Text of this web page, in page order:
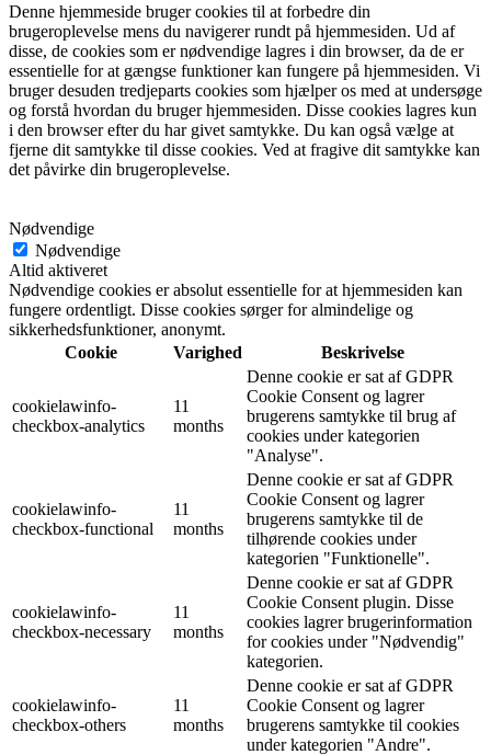
Denne hjemmeside bruger cookies til at forbedre din
brugeroplevelse mens du navigerer rundt på hjemmesiden. Ud af
disse, de cookies som er nødvendige lagres i din browser, da de er
essentielle for at gængse funktioner kan fungere på hjemmesiden. Vi
bruger desuden tredjeparts cookies som hjælper os med at undersøge
og forstå hvordan du bruger hjemmesiden. Disse cookies lagres kun
i den browser efter du har givet samtykke. Du kan også vælge at
fjerne dit samtykke til disse cookies. Ved at fragive dit samtykke kan
det påvirke din brugeroplevelse.
Nødvendige
Nødvendige
Altid aktiveret
Nødvendige cookies er absolut essentielle for at hjemmesiden kan
fungere ordentligt. Disse cookies sørger for almindelige og
sikkerhedsfunktioner, anonymt.
Cookie
Varighed Beskrivelse
cookielawinfo-
checkbox-analytics
11
months
Denne cookie er sat af GDPR
Cookie Consent og lagrer
brugerens samtykke til brug af
cookies under kategorien
"Analyse".
cookielawinfo-
checkbox-functional
11
months
Denne cookie er sat af GDPR
Cookie Consent og lagrer
brugerens samtykke til de
tilhørende cookies under
kategorien "Funktionelle".
cookielawinfo-
checkbox-necessary
11
months
Denne cookie er sat af GDPR
Cookie Consent plugin. Disse
cookies lagrer brugerinformation
for cookies under "Nødvendig"
kategorien.
cookielawinfo-
checkbox-others
11
months
Denne cookie er sat af GDPR
Cookie Consent og lagrer
brugerens samtykke til cookies
under kategorien "Andre".